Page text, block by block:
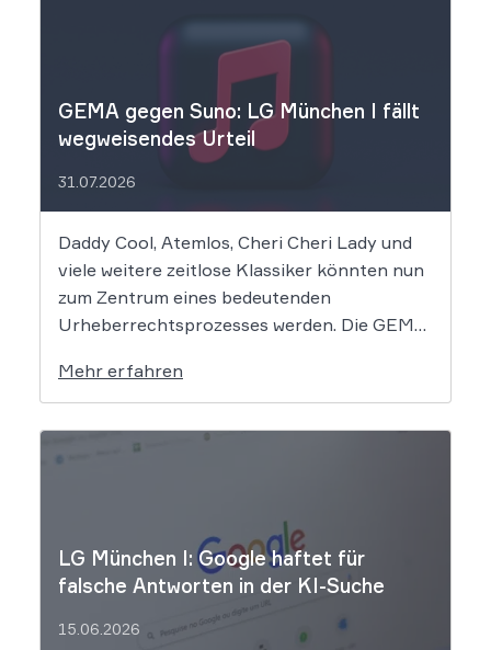
GEMA gegen Suno: LG München I fällt
wegweisendes Urteil
31.07.2026
Daddy Cool, Atemlos, Cheri Cheri Lady und
viele weitere zeitlose Klassiker könnten nun
zum Zentrum eines bedeutenden
Urheberrechtsprozesses werden. Die GEMA
will die Rechte ihrer Mitglieder verteidigen.
Dem Unternehmen hinter der populären KI-
Musik-App werden massive
Urheberrechtsverletzungen vorgeworfen.
Mehr erfahren
LG München I: Google haftet für
falsche Antworten in der KI-Suche
15.06.2026